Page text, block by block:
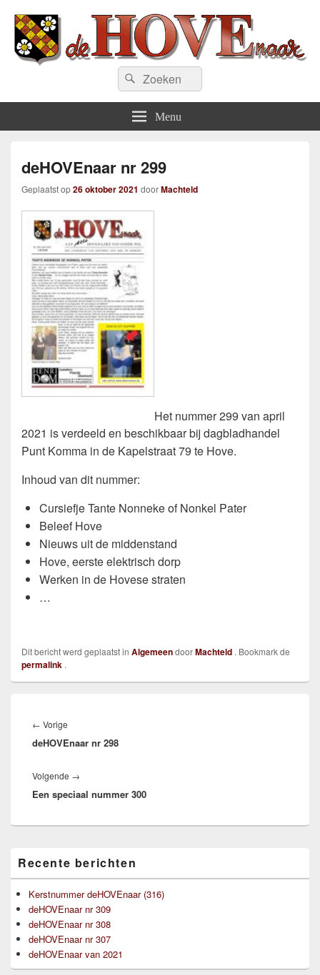
deHOVEnaar.be
Zoeken
naar:
Zoeken
Menu
deHOVEnaar nr 299
Geplaatst op26 oktober 2021 doorMachteld
Het nummer 299 van april
2021 is verdeeld en beschikbaar bij dagbladhandel
Punt Komma in de Kapelstraat 79 te Hove.
Inhoud van dit nummer:
Cursiefje Tante Nonneke of Nonkel Pater
Beleef Hove
Nieuws uit de middenstand
Hove, eerste elektrisch dorp
Werken in de Hovese straten
…
Dit bericht werd geplaatst in AlgemeendoorMachteld . Bookmark de
permalink .
navigatie
← Vorige
bericht:
deHOVEnaar nr 298
Volgende →
bericht:
Een speciaal nummer 300
zijbalk
widget
gebied
Recente berichten
Kerstnummer deHOVEnaar (316)
deHOVEnaar nr 309
deHOVEnaar nr 308
deHOVEnaar nr 307
deHOVEnaar van 2021